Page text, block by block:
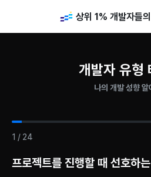
상위 1% 개발자들
개발자 유형
나의 개발 성향 알
1 / 24
프로젝트를 진행할 때 선호하